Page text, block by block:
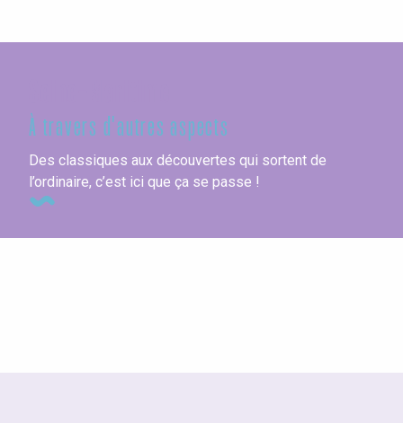
À travers d'autres aspects
Des classiques aux découvertes qui sortent de
l’ordinaire, c’est ici que ça se passe !